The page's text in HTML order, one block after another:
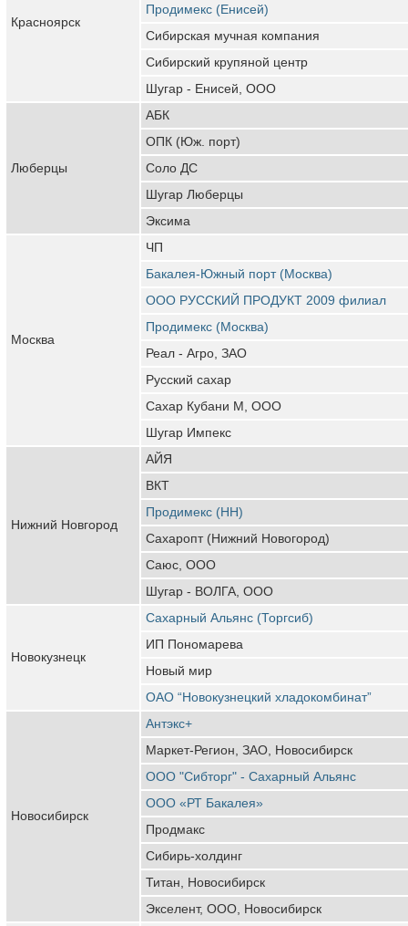
Красноярск
Продимекс (Енисей)
Сибирская мучная компания
Сибирский крупяной центр
Шугар - Енисей, ООО
Люберцы
АБК
ОПК (Юж. порт)
Соло ДС
Шугар Люберцы
Эксима
Москва
ЧП
Бакалея-Южный порт (Москва)
ООО РУССКИЙ ПРОДУКТ 2009 филиал
Продимекс (Москва)
Реал - Агро, ЗАО
Русский сахар
Сахар Кубани М, ООО
Шугар Импекс
Нижний Новгород
АЙЯ
ВКТ
Продимекс (НН)
Сахаропт (Нижний Новогород)
Саюс, ООО
Шугар - ВОЛГА, ООО
Новокузнецк
Сахарный Альянс (Торгсиб)
ИП Пономарева
Новый мир
ОАО “Новокузнецкий хладокомбинат”
Новосибирск
Антэкс+
Маркет-Регион, ЗАО, Новосибирск
ООО "Сибторг" - Сахарный Альянс
ООО «РТ Бакалея»
Продмакс
Сибирь-холдинг
Титан, Новосибирск
Экселент, ООО, Новосибирск